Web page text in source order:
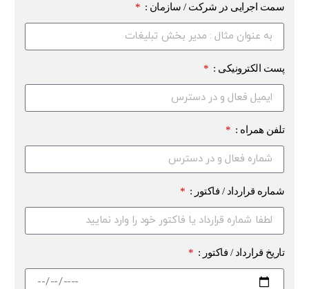
سمت اجرایی در شرکت / سازمان :
پست الکترونیکی :
تلفن همراه :
شماره قرارداد / فاکتور :
تاریخ قرارداد / فاکتور :